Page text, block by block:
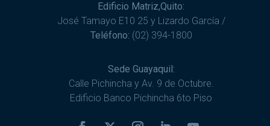
Edificio Matriz,Quito:
José Tamayo E10 25 y Lizardo García /
Teléfono: (02) 394-1800
Sede Guayaquil:
Calle Pichincha y Av. 9 de Octubre.
Edificio Banco Pichincha 6to Piso